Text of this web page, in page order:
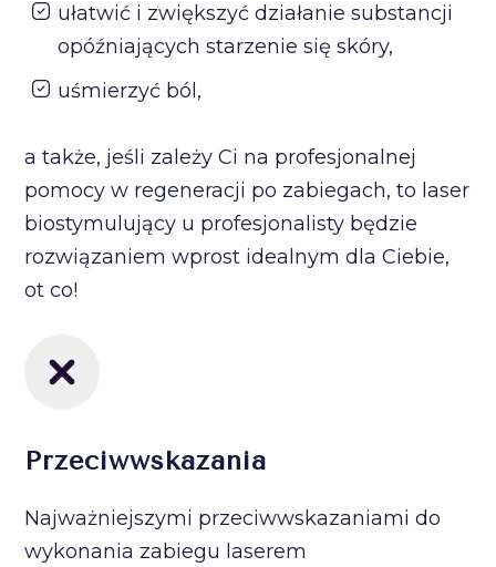
ułatwić i zwiększyć działanie substancji
opóźniających starzenie się skóry,
uśmierzyć ból,
a także, jeśli zależy Ci na profesjonalnej
pomocy w regeneracji po zabiegach, to laser
biostymulujący u profesjonalisty będzie
rozwiązaniem wprost idealnym dla Ciebie,
ot co!
Przeciwwskazania
Najważniejszymi przeciwwskazaniami do
wykonania zabiegu laserem